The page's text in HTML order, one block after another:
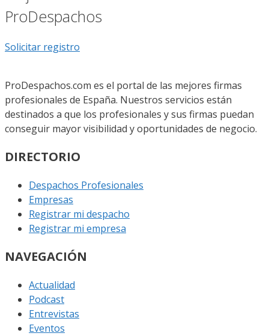
ProDespachos
Solicitar registro
ProDespachos.com es el portal de las mejores firmas
profesionales de España. Nuestros servicios están
destinados a que los profesionales y sus firmas puedan
conseguir mayor visibilidad y oportunidades de negocio.
DIRECTORIO
Despachos Profesionales
Empresas
Registrar mi despacho
Registrar mi empresa
NAVEGACIÓN
Actualidad
Podcast
Entrevistas
Eventos